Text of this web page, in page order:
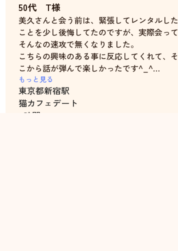
50代 T様
美久さんと会う前は、緊張してレンタルした
ことを少し後悔してたのですが、実際会って
そんなの速攻で無くなりました。
こちらの興味のある事に反応してくれて、そ
こから話が弾んで楽しかったです^_^
こんな気分になれたのは久しぶりで充実した
時間が過ごせました。機会があれば、また是
非に!、と思ってます。
もっと見る
東京都新宿駅
猫カフェデート
4時間